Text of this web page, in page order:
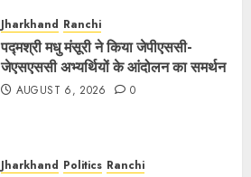
Jharkhand Ranchi
पद्मश्री मधु मंसूरी ने किया जेपीएससी-
जेएसएससी अभ्यर्थियों के आंदोलन का समर्थन
AUGUST 6, 2026 0
Jharkhand Politics Ranchi